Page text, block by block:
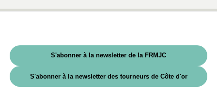
S'abonner à la newsletter de la FRMJC
S'abonner à la newsletter des tourneurs de Côte d'or